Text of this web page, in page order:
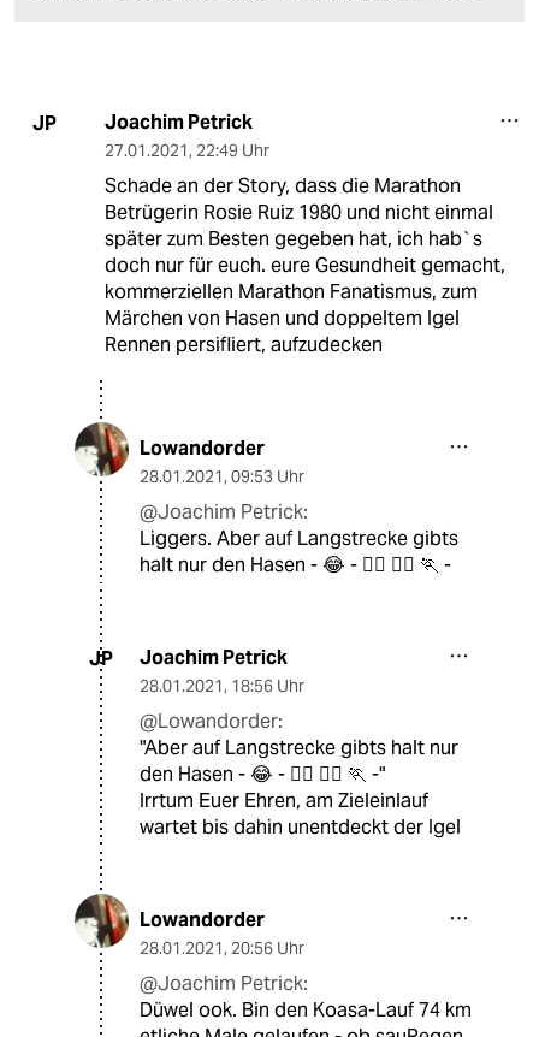
JP Joachim Petrick
27.01.2021, 22:49 Uhr
Schade an der Story, dass die Marathon
Betrügerin Rosie Ruiz 1980 und nicht einmal
später zum Besten gegeben hat, ich hab`s
doch nur für euch. eure Gesundheit gemacht,
kommerziellen Marathon Fanatismus, zum
Märchen von Hasen und doppeltem Igel
Rennen persifliert, aufzudecken
Lowandorder
28.01.2021, 09:53 Uhr
@Joachim Petrick:
Liggers. Aber auf Langstrecke gibts
halt nur den Hasen - 😂 - 🏃‍♀️ 🏃‍♂️ 🏃 -
JP Joachim Petrick
28.01.2021, 18:56 Uhr
@Lowandorder:
"Aber auf Langstrecke gibts halt nur
den Hasen - 😂 - 🏃‍♀️ 🏃‍♂️ 🏃 -"
Irrtum Euer Ehren, am Zieleinlauf
wartet bis dahin unentdeckt der Igel
Lowandorder
28.01.2021, 20:56 Uhr
@Joachim Petrick:
Düwel ook. Bin den Koasa-Lauf 74 km